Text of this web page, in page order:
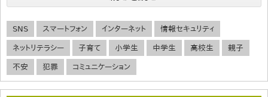
SNS スマートフォン インターネット 情報セキュリティ
ネットリテラシー 子育て 小学生 中学生 高校生 親子
不安 犯罪 コミュニケーション